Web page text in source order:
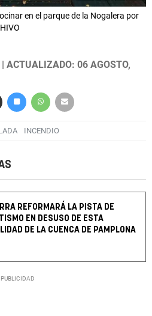
en el parque de la Nogalera por
| ACTUALIZADO: 06 AGOSTO,
INCENDIO
REFORMARÁ LA PISTA DE
EN DESUSO DE ESTA
DE LA CUENCA DE PAMPLONA